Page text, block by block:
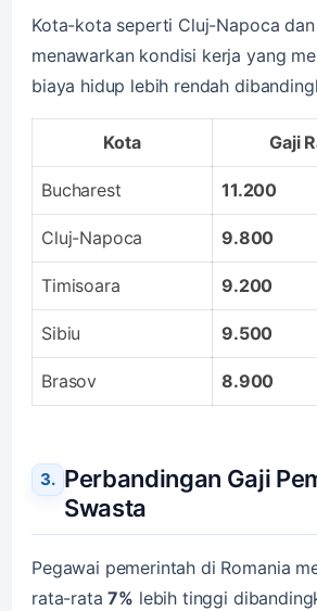
Kota-kota seperti Cluj-Napoca
menawarkan kondisi kerja yang
biaya hidup lebih rendah
Kota Gaji
Bucharest 11.200
Cluj-Napoca 9.800
Timisoara 9.200
Sibiu 9.500
Brasov 8.900
Perbandingan Gaji
Swasta
Pegawai pemerintah di Romania
rata-rata7% lebih tinggi